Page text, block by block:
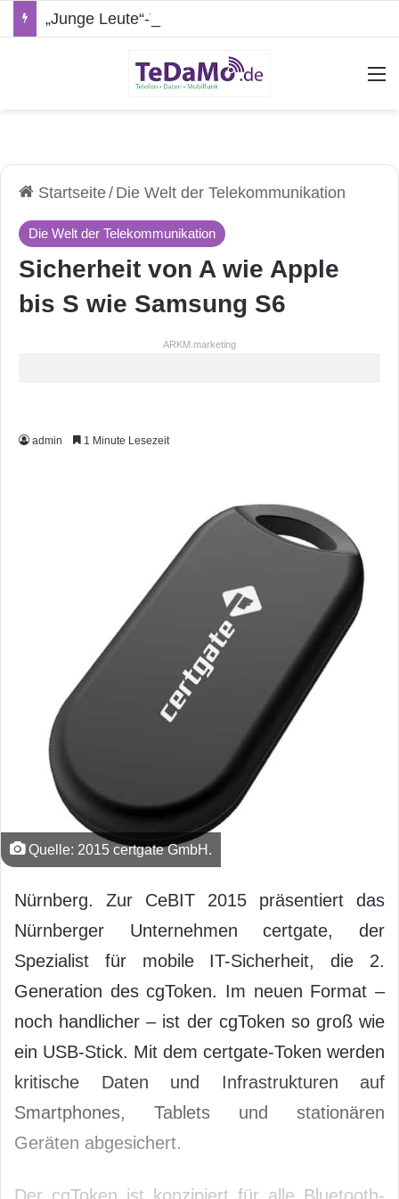
Startseite/ Die Welt der Telekommunikation
Die Welt der Telekommunikation
Sicherheit von A wie Apple
bis S wie Samsung S6
ARKM.marketing
admin 1 Minute Lesezeit
Quelle: 2015 certgate GmbH.
Nürnberg. Zur CeBIT 2015 präsentiert das
Nürnberger Unternehmen certgate, der
Spezialist für mobile IT-Sicherheit, die 2.
Generation des cgToken. Im neuen Format –
noch handlicher – ist der cgToken so groß wie
ein USB-Stick. Mit dem certgate-Token werden
kritische Daten und Infrastrukturen auf
Smartphones, Tablets und stationären
Geräten abgesichert.